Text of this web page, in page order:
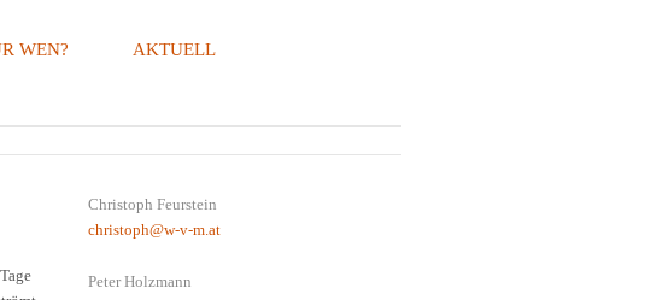
BREGENZERWALD
WEN?
AKTUELL
Christoph Feurstein
christoph@w-v-m.at
Peter Holzmann